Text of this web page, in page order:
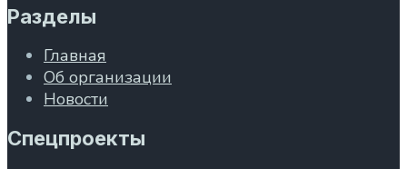
Разделы
Главная
Об организации
Новости
Спецпроекты